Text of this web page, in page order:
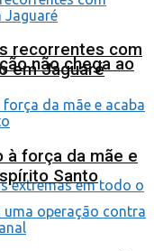
não chega ao
recorrentes com
em Jaguaré
à força da mãe e
Santo